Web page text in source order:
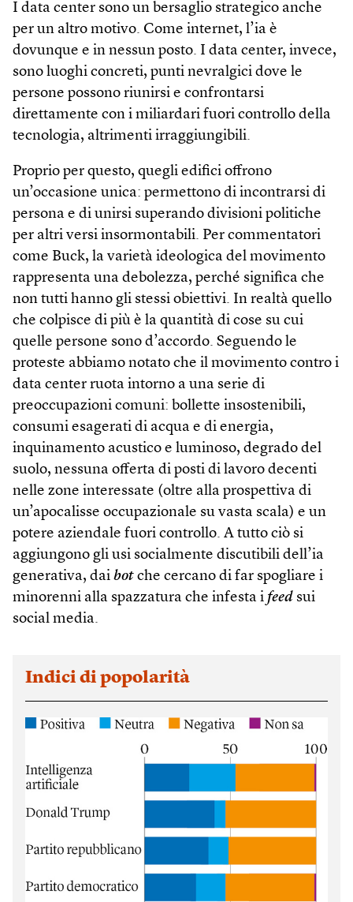
I data center sono un bersaglio strategico anche
per un altro motivo. Come internet, l’ia è
dovunque e in nessun posto. I data center, invece,
sono luoghi concreti, punti nevralgici dove le
persone possono riunirsi e confrontarsi
direttamente con i miliardari fuori controllo della
tecnologia, altrimenti irraggiungibili.
Proprio per questo, quegli edifici offrono
un’occasione unica: permettono di incontrarsi di
persona e di unirsi superando divisioni politiche
per altri versi insormontabili. Per commentatori
come Buck, la varietà ideologica del movimento
rappresenta una debolezza, perché significa che
non tutti hanno gli stessi obiettivi. In realtà quello
che colpisce di più è la quantità di cose su cui
quelle persone sono d’accordo. Seguendo le
proteste abbiamo notato che il movimento contro i
data center ruota intorno a una serie di
preoccupazioni comuni: bollette insostenibili,
consumi esagerati di acqua e di energia,
inquinamento acustico e luminoso, degrado del
suolo, nessuna offerta di posti di lavoro decenti
nelle zone interessate (oltre alla prospettiva di
un’apocalisse occupazionale su vasta scala) e un
potere aziendale fuori controllo. A tutto ciò si
aggiungono gli usi socialmente discutibili dell’ia
generativa, dai bot che cercano di far spogliare i
minorenni alla spazzatura che infesta i feed sui
social media.
Indici di popolarità